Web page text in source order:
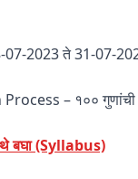
07-2023 ते 31-07-
– १०० गुणांची
बघा (Syllabus)